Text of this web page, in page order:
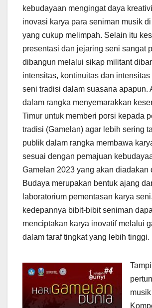
kebudayaan mengingat daya
inovasi karya para seniman musik
yang cukup melimpah. Selain itu
presentasi dan jejaring seni sangat
dibangun melalui sikap militant
intensitas, kontinuitas dan
seni tradisi dalam suasana apapun.
dalam rangka menyemarakkan
Timur untuk memberi porsi kepada
tradisi (Gamelan) agar lebih sering
publik dalam rangka membawa
sesuai dengan pemajuan
Gamelan 2023 yang akan diadakan
Budaya merupakan bentuk ajang
laboratorium pementasan karya
kedepannya bibit-bibit seniman
menciptakan karya inovatif melalui
dalam taraf tingkat yang lebih tinggi.